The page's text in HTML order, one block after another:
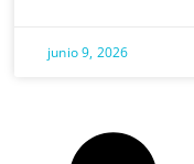
junio 9, 2026